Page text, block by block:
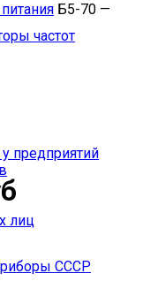
частот
предприятий
лиц
Б5-70 —
СССР